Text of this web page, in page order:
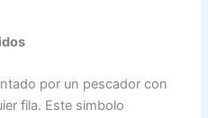
por un pescador con
fila. Este simbolo